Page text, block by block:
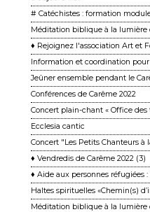
# Catéchistes : formation
Méditation biblique à la lumière
♦ Rejoignez l'association Art et
Information et coordination
Jeûner ensemble pendant le
Conférences de Carême 2022
Concert plain-chant « Office des
Ecclesia cantic
Concert "Les Petits Chanteurs à
♦ Vendredis de Carême 2022 (3)
♦ Aide aux personnes réfugiées
Haltes spirituelles «Chemin(s)
Méditation biblique à la lumière